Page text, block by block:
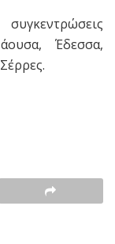
Έδεσσα,